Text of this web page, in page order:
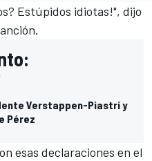
Estúpidos idiotas!", dijo
Verstappen-Piastri y
Pérez
esas declaraciones en el